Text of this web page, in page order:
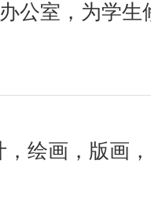
公室，为学
绘画，版画